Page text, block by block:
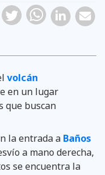
volcán
en un lugar
que buscan
la entrada a Baños
a mano derecha,
se encuentra la